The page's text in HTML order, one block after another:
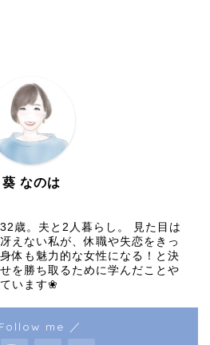
葵 なのは
歳。夫と2人暮らし。 見た目は
えない私が、休職や失恋をきっ
体も魅力的な女性になる！と決
を勝ち取るために学んだことや
います❀
me ／